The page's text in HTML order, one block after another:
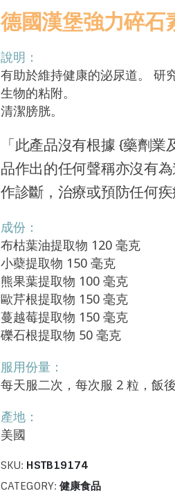
德國漢堡強力碎石
說明：
有助於維持健康的泌尿道。 研
生物的粘附。
清潔膀胱。
「此產品沒有根據 {藥劑
品作出的任何聲稱亦沒有
作診斷，治療或預防任何疾
成份：
布枯葉油提取物 120 毫克
小蘗提取物 150 毫克
熊果葉提取物 100 毫克
歐芹根提取物 150 毫克
蔓越莓提取物 150 毫克
礫石根提取物 50 毫克
服用份量：
每天服二次，每次服 2 粒，飯後
產地：
美國
SKU: HSTB19174
CATEGORY: 健康食品